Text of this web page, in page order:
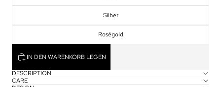
Silber
Roségold
IN DEN WARENKORB LEGEN
DESCRIPTION
CARE